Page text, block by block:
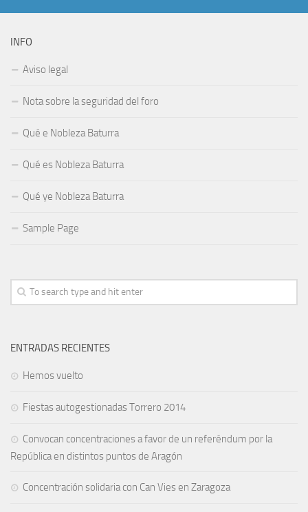
INFO
Aviso legal
Nota sobre la seguridad del foro
Qué e Nobleza Baturra
Qué es Nobleza Baturra
Qué ye Nobleza Baturra
Sample Page
ENTRADAS RECIENTES
Hemos vuelto
Fiestas autogestionadas Torrero 2014
Convocan concentraciones a favor de un referéndum por la
República en distintos puntos de Aragón
Concentración solidaria con Can Vies en Zaragoza